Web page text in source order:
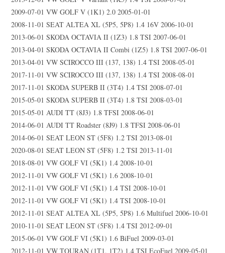
2009-07-01 VW GOLF V (1K1) 2.0 2005-01-01
2008-11-01 SEAT ALTEA XL (5P5, 5P8) 1.4 16V 2006-10-01
2013-06-01 SKODA OCTAVIA II (1Z3) 1.8 TSI 2007-06-01
2013-04-01 SKODA OCTAVIA II Combi (1Z5) 1.8 TSI 2007-06-01
2013-04-01 VW SCIROCCO III (137, 138) 1.4 TSI 2008-05-01
2017-11-01 VW SCIROCCO III (137, 138) 1.4 TSI 2008-08-01
2017-11-01 SKODA SUPERB II (3T4) 1.4 TSI 2008-07-01
2015-05-01 SKODA SUPERB II (3T4) 1.8 TSI 2008-03-01
2015-05-01 AUDI TT (8J3) 1.8 TFSI 2008-06-01
2014-06-01 AUDI TT Roadster (8J9) 1.8 TFSI 2008-06-01
2014-06-01 SEAT LEON ST (5F8) 1.2 TSI 2013-08-01
2020-08-01 SEAT LEON ST (5F8) 1.2 TSI 2013-11-01
2018-08-01 VW GOLF VI (5K1) 1.4 2008-10-01
2012-11-01 VW GOLF VI (5K1) 1.6 2008-10-01
2012-11-01 VW GOLF VI (5K1) 1.4 TSI 2008-10-01
2012-11-01 VW GOLF VI (5K1) 1.4 TSI 2008-10-01
2012-11-01 SEAT ALTEA XL (5P5, 5P8) 1.6 Multifuel 2006-10-01
2010-11-01 SEAT LEON ST (5F8) 1.4 TSI 2012-09-01
2015-06-01 VW GOLF VI (5K1) 1.6 BiFuel 2009-03-01
2012-11-01 VW TOURAN (1T1, 1T2) 1.4 TSI EcoFuel 2009-05-01